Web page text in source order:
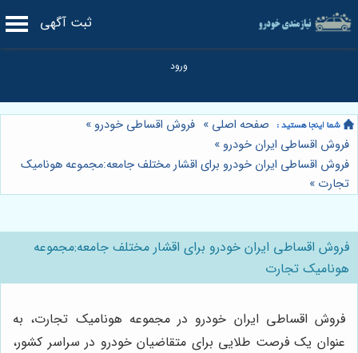
ثبت آگهی
صفحه اصلی » فروش اقساطی خودرو »
فروش اقساطی ایران خودرو »
فروش اقساطی ایران خودرو برای اقشار مختلف جامعه:مجموعه هونامیک
تجارت »
فروش اقساطی ایران خودرو برای اقشار مختلف جامعه:مجموعه
هونامیک تجارت
فروش اقساطی ایران خودرو در مجموعه هونامیک تجارت، به
عنوان یک فرصت طلایی برای متقاضیان خودرو در سراسر کشور،